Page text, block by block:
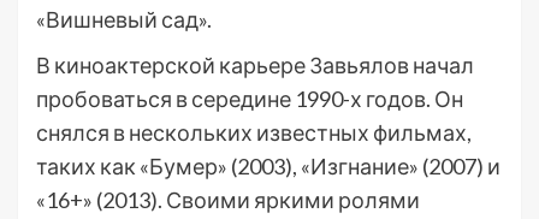
«Вишневый сад».
В киноактерской карьере Завьялов начал
пробоваться в середине 1990-х годов. Он
снялся в нескольких известных фильмах,
таких как «Бумер» (2003), «Изгнание» (2007) и
«16+» (2013). Своими яркими ролями